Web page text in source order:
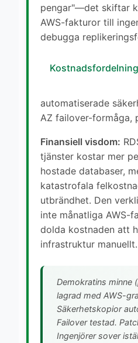
pengar"—det skiftar
AWS-fakturor till
debugga
Kostnadsfordelning
automatiserade
AZ failover-formåga,
Finansiell visdom:
tjänster kostar mer
hostade databaser,
katastrofala
utbrändhet. Den
inte månatliga
dolda kostnaden att
infrastruktur manuellt.
Demokratins minne
lagrad med AWS-
Säkerhetskopior
Failover testad.
Ingenjörer sover